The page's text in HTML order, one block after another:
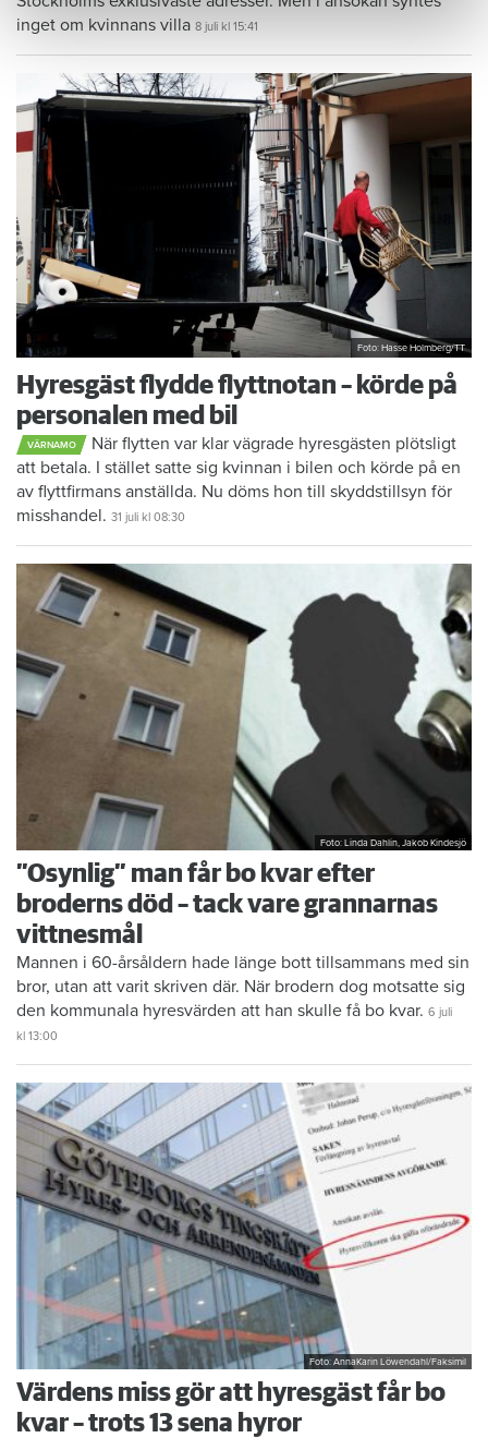
inget om kvinnans villa 8 juli kl 15:41
Foto: Hasse Holmberg/TT
Hyresgäst flydde flyttnotan – körde på
personalen med bil
VÄRNAMO
När flytten var klar vägrade hyresgästen plötsligt
att betala. I stället satte sig kvinnan i bilen och körde på en
av flyttfirmans anställda. Nu döms hon till skyddstillsyn för
misshandel. 31 juli kl 08:30
Foto: Linda Dahlin, Jakob Kindesjö
”Osynlig” man får bo kvar efter
broderns död – tack vare grannarnas
vittnesmål
Mannen i 60-årsåldern hade länge bott tillsammans med sin
bror, utan att varit skriven där. När brodern dog motsatte sig
den kommunala hyresvärden att han skulle få bo kvar. 6 juli
kl 13:00
Foto: AnnaKarin Löwendahl/Faksimil
Värdens miss gör att hyresgäst får bo
kvar – trots 13 sena hyror